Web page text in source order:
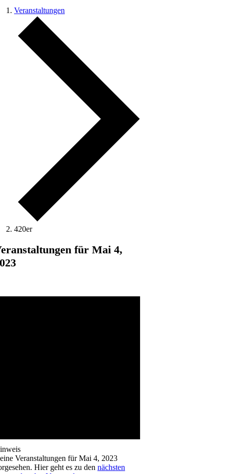
Veranstaltungen
420er
für Mai 4,
Veranstaltungen für Mai 4, 2023
Hier geht es zu den nächsten